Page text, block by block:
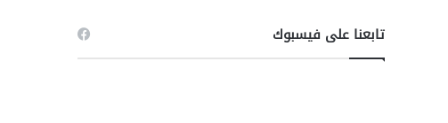
تابعنا على فيسبوك